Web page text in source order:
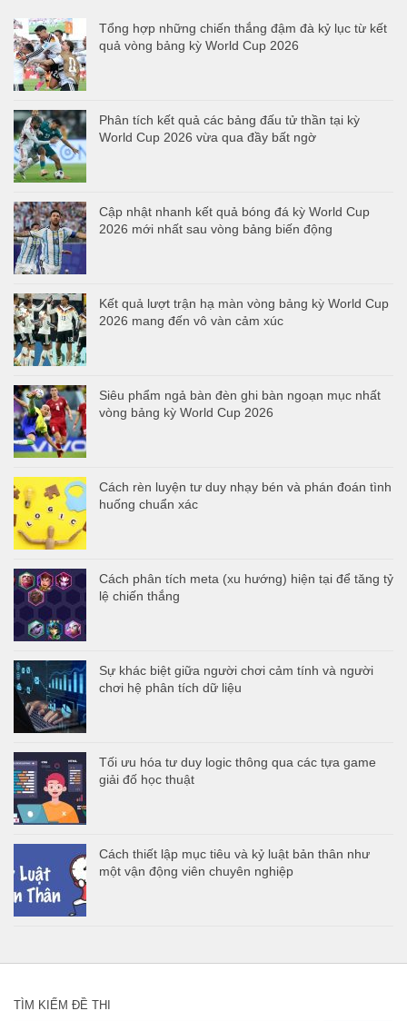
Tổng hợp những chiến thắng đậm đà kỷ lục từ kết
quả vòng bảng kỳ World Cup 2026
Phân tích kết quả các bảng đấu tử thần tại kỳ
World Cup 2026 vừa qua đầy bất ngờ
Cập nhật nhanh kết quả bóng đá kỳ World Cup
2026 mới nhất sau vòng bảng biến động
Kết quả lượt trận hạ màn vòng bảng kỳ World Cup
2026 mang đến vô vàn cảm xúc
Siêu phẩm ngả bàn đèn ghi bàn ngoạn mục nhất
vòng bảng kỳ World Cup 2026
Cách rèn luyện tư duy nhạy bén và phán đoán tình
huống chuẩn xác
Cách phân tích meta (xu hướng) hiện tại để tăng tỷ
lệ chiến thắng
Sự khác biệt giữa người chơi cảm tính và người
chơi hệ phân tích dữ liệu
Tối ưu hóa tư duy logic thông qua các tựa game
giải đố học thuật
Cách thiết lập mục tiêu và kỷ luật bản thân như
một vận động viên chuyên nghiệp
TÌM KIẾM ĐỀ THI